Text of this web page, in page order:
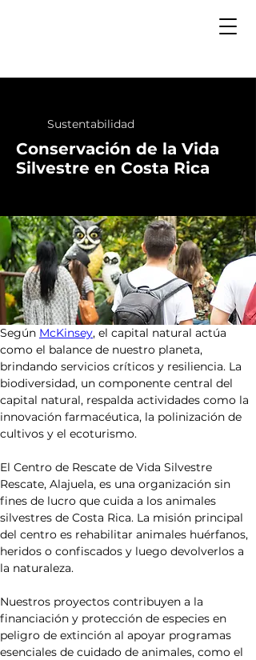
Sustentabilidad
Conservación de la Vida
Silvestre en Costa Rica
Según McKinsey, el capital natural actúa
como el balance de nuestro planeta,
brindando servicios críticos y resiliencia. La
biodiversidad, un componente central del
capital natural, respalda actividades como la
innovación farmacéutica, la polinización de
cultivos y el ecoturismo.
El Centro de Rescate de Vida Silvestre
Rescate, Alajuela, es una organización sin
fines de lucro que cuida a los animales
silvestres de Costa Rica. La misión principal
del centro es rehabilitar animales huérfanos,
heridos o confiscados y luego devolverlos a
la naturaleza.
Nuestros proyectos contribuyen a la
financiación y protección de especies en
peligro de extinción al apoyar programas
esenciales de cuidado de animales, como el